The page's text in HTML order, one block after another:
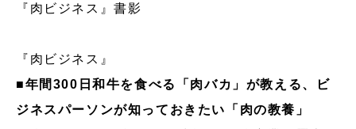
『肉ビジネス』書影
『肉ビジネス』
■年間300日和牛を食べる「肉バカ」が教える、ビ
ジネスパーソンが知っておきたい「肉の教養」